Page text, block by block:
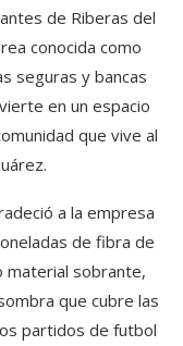
de Riberas del
conocida como
seguras y bancas
en un espacio
que vive al
a la empresa
de fibra de
material sobrante,
que cubre las
partidos de futbol